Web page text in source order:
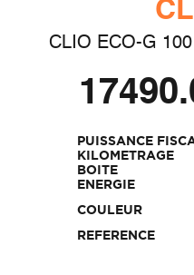
CLIO ECO-G
PUISSANCE
KILOMETRAGE
BOITE
ENERGIE
COULEUR
REFERENCE